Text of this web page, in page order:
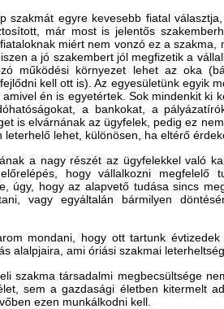
szakmát egyre kevesebb fiatal
már most is jelentős
miért nem vonzó ez a
a jó szakembert jól megfizetik a
működési környezet lehet az oka
kell ott is). Az egyesületünk egyik
amivel én is egyetértek. Sok mindenkit ki
a bankokat, a
is elvárnának az ügyfelek, pedig ez
leterhelő lehet, különösen, ha eltérő
a nagy részét az ügyfelekkel való
hogy vállalkozni megfelelő
úgy, hogy az alapvető tudása sincs
vagy egyáltalán bármilyen
mondani, hogy ott tartunk
alalpjaira, ami óriási szakmai
szakma társadalmi megbecsültsége
sem a gazdasági életben kitermelt
ezen munkálkodni kell.